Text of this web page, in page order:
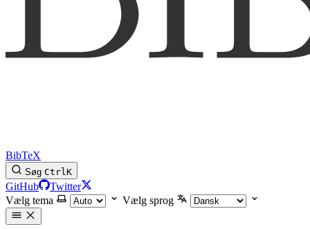
BibTeX
Søg CtrlK
GitHub
Twitter
Vælg tema
Vælg sprog